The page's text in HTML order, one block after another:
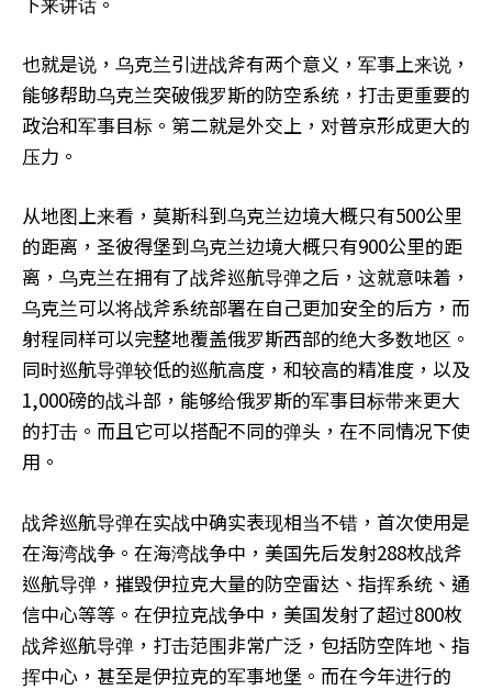
也就是说，乌克兰引进战斧有两个意义，军事上来说，
能够帮助乌克兰突破俄罗斯的防空系统，打击更重要的
政治和军事目标。第二就是外交上，对普京形成更大的
压力。
从地图上来看，莫斯科到乌克兰边境大概只有500公里
的距离，圣彼得堡到乌克兰边境大概只有900公里的距
离，乌克兰在拥有了战斧巡航导弹之后，这就意味着，
乌克兰可以将战斧系统部署在自己更加安全的后方，而
射程同样可以完整地覆盖俄罗斯西部的绝大多数地区。
同时巡航导弹较低的巡航高度，和较高的精准度，以及
1,000磅的战斗部，能够给俄罗斯的军事目标带来更大
的打击。而且它可以搭配不同的弹头，在不同情况下使
用。
战斧巡航导弹在实战中确实表现相当不错，首次使用是
在海湾战争。在海湾战争中，美国先后发射288枚战斧
巡航导弹，摧毁伊拉克大量的防空雷达、指挥系统、通
信中心等等。在伊拉克战争中，美国发射了超过800枚
战斧巡航导弹，打击范围非常广泛，包括防空阵地、指
挥中心，甚至是伊拉克的军事地堡。而在今年进行的